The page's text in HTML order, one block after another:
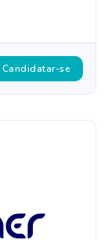
Candidatar-se